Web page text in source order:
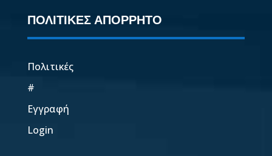
ΠΟΛΙΤΙΚΕΣ ΑΠΟΡΡΗΤΟ
Πολιτικές
#
Εγγραφή
Login